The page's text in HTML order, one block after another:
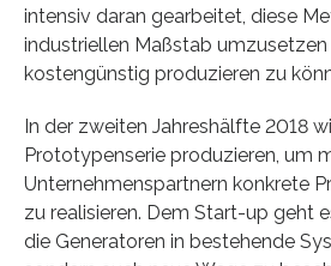
intensiv daran gearbeitet, diese
industriellen Maßstab
kostengünstig produzieren zu
In der zweiten Jahreshälfte 2018
Prototypenserie produzieren, um
Unternehmenspartnern konkrete
zu realisieren. Dem Start-up geht
die Generatoren in bestehende